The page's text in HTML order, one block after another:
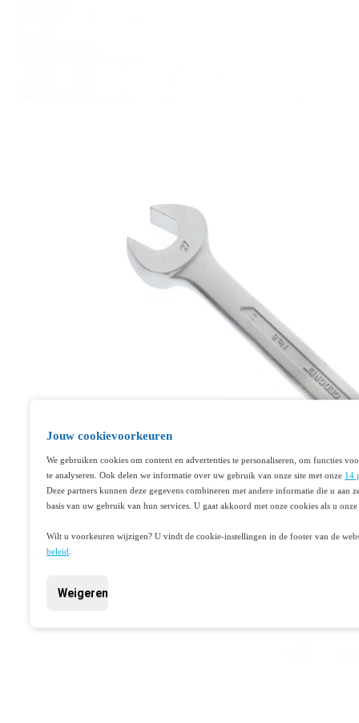
Jouw cookievoorkeuren
We gebruiken cookies om content en advertenties te personaliseren, om functies
te analyseren. Ook delen we informatie over uw gebruik van onze site met onze 14
Deze partners kunnen deze gegevens combineren met andere informatie die u aan
basis van uw gebruik van hun services. U gaat akkoord met onze cookies als u
Wilt u voorkeuren wijzigen? U vindt de cookie-instellingen in de footer van de
beleid
Weigeren